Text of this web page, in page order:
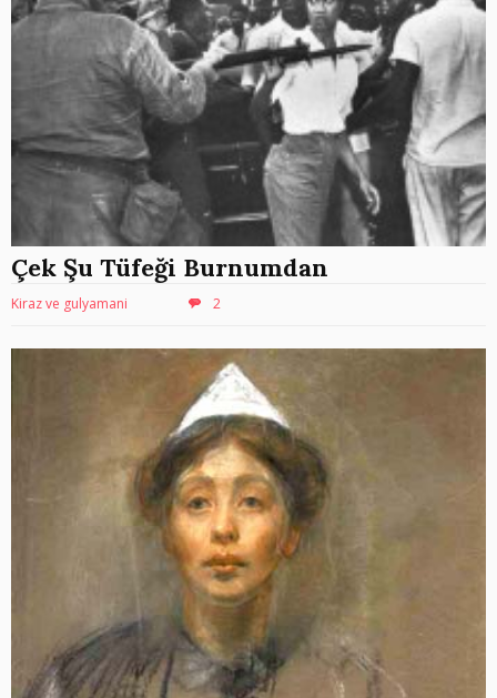
Çek Şu Tüfeği Burnumdan
Kiraz ve gulyamani 2